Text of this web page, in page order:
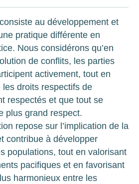
au développement et
pratique différente en
Nous considérons qu’en
de conflits, les parties
activement, tout en
les droits respectifs de
respectés et que tout se
plus grand respect.
repose sur l’implication de la
contribue à développer
populations, tout en valorisant
pacifiques et en favorisant
harmonieux entre les